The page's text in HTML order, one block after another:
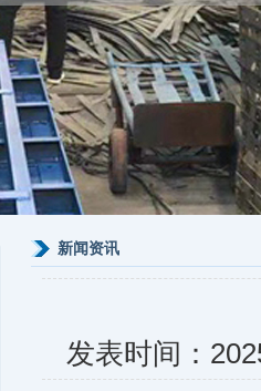
新闻资讯
发表时间：